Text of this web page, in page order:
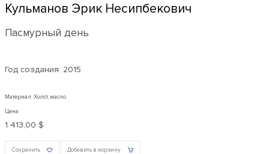
Кульманов Эрик Несипбекович
Пасмурный день
Год создания: 2015
Материал: Холст, масло
Цена
1 413,00 $
Сохранить Добавить в корзину